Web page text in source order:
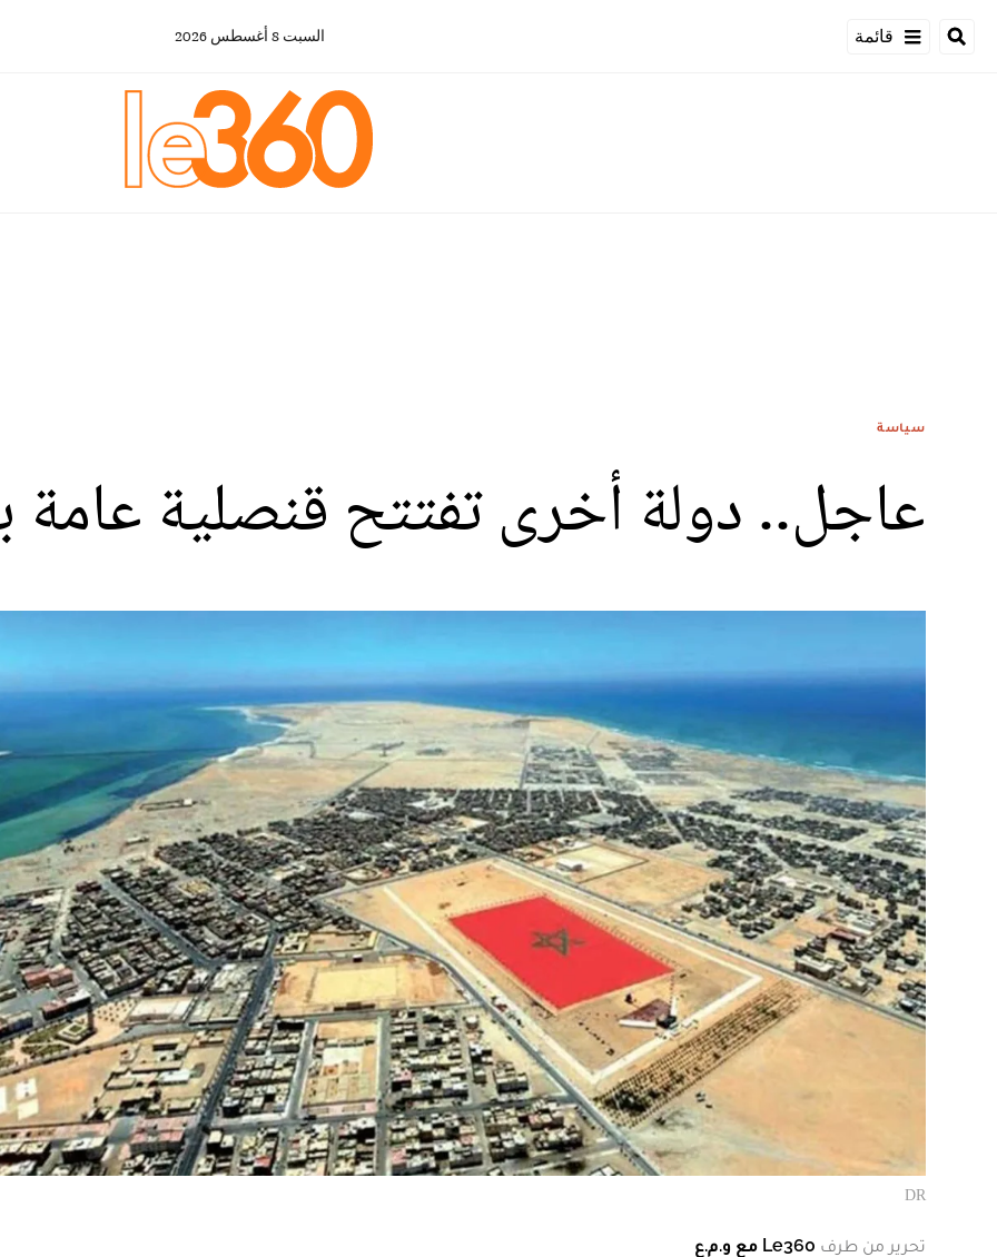
قائمة السبت 8 أغسطس 2026
سياسة
عاجل.. دولة أخرى تفتتح قنصلية عامة
DR
تحرير من طرف Le360 مع و.م.ع